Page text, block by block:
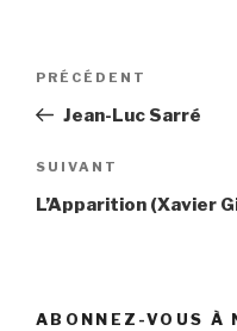
Navigation
l’article
Article
précédent
PRÉCÉDENT
Jean-Luc Sarré
Article
suivant
SUIVANT
L’Apparition (Xavier
ABONNEZ-VOUS À